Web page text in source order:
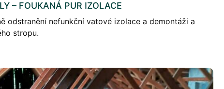
– FOUKANÁ PUR IZOLACE
odstranění nefunkční vatové izolace a demontáži a
stropu.